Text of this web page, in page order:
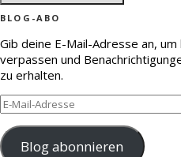
BLOG-ABO
Gib deine E-Mail-Adresse an,
verpassen und
zu erhalten.
E-
Mail-
Adresse
Blog abonnieren